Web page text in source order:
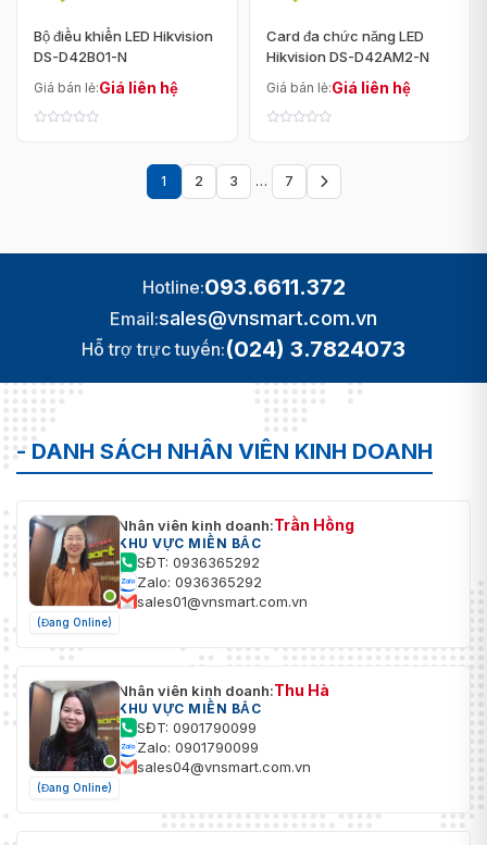
Bộ điều khiển LED Hikvision
DS-D42B01-N
Giá bán lẻ:Giá liên hệ
Card đa chức năng LED
Hikvision DS-D42AM2-N
Giá bán lẻ:Giá liên hệ
1 2 3 … 7
Trang
Hotline:093.6611.372
Email:sales@vnsmart.com.vn
Hỗ trợ trực tuyến:(024) 3.7824073
- DANH SÁCH NHÂN VIÊN KINH DOANH
(Đang Online)
Nhân viên kinh doanh:Trần Hồng
KHU VỰC MIỀN BẮC
SĐT: 0936365292
Zalo: 0936365292
sales01@vnsmart.com.vn
(Đang Online)
Nhân viên kinh doanh:Thu Hà
KHU VỰC MIỀN BẮC
SĐT: 0901790099
Zalo: 0901790099
sales04@vnsmart.com.vn